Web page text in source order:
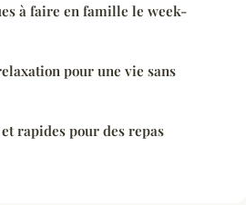
à faire en famille le week-
pour une vie sans
rapides pour des repas